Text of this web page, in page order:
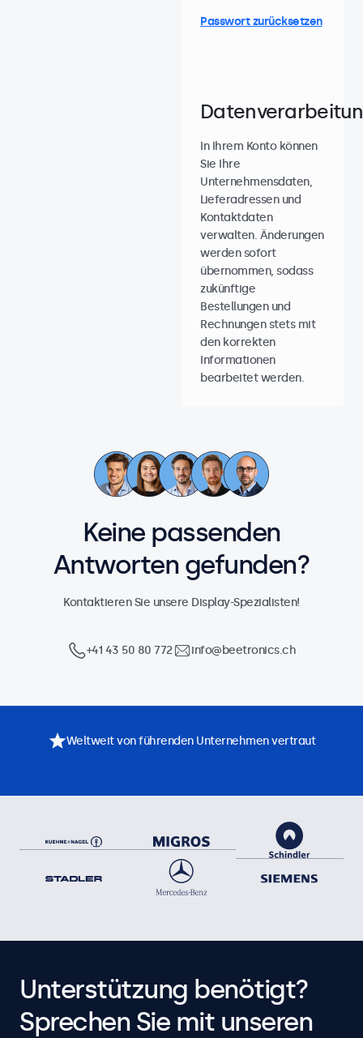
Passwort zurücksetzen
In Ihrem Konto können
Sie Ihre
Unternehmensdaten,
Lieferadressen und
Kontaktdaten
verwalten. Änderungen
werden sofort
übernommen, sodass
zukünftige
Bestellungen und
Rechnungen stets mit
den korrekten
Informationen
bearbeitet werden.
Keine passenden
Antworten gefunden?
Kontaktieren Sie unsere Display-Spezialisten!
+41 43 50 80 772 info@beetronics.ch
Weltweit von führenden Unternehmen vertraut
Unterstützung benötigt?
Sprechen Sie mit unseren